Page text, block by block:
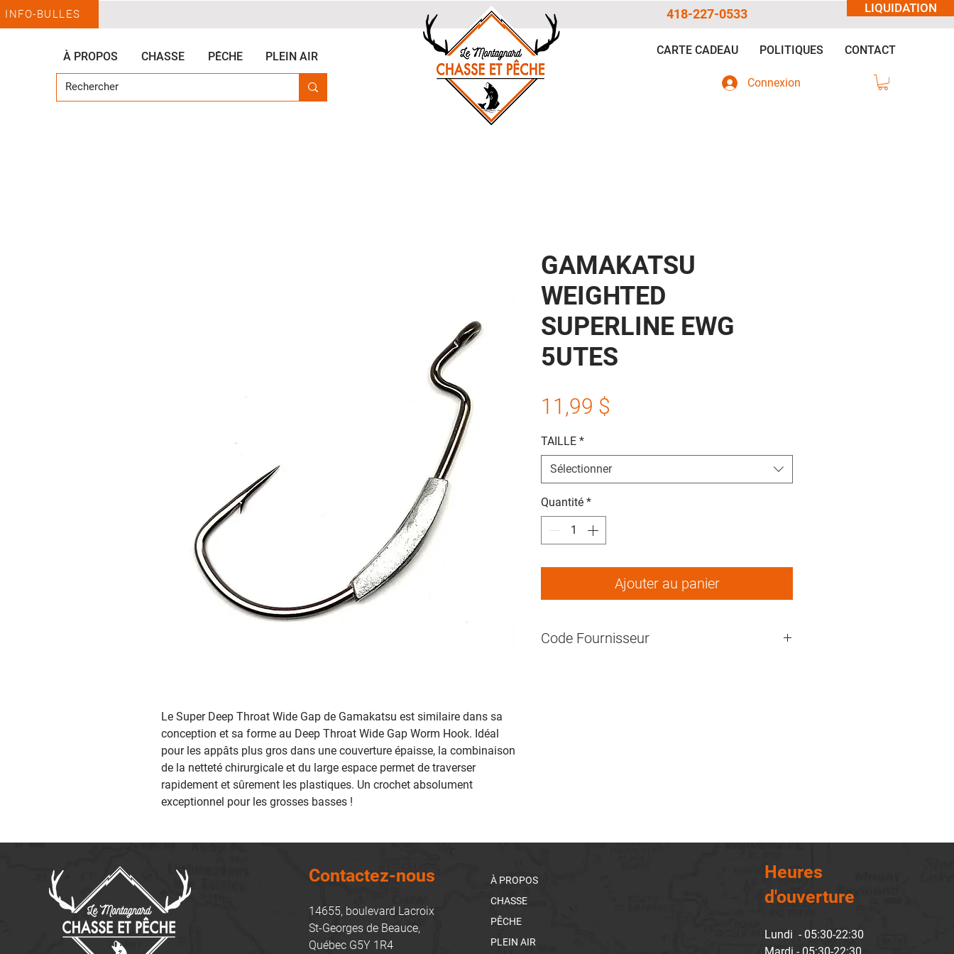
LIQUIDATION
INFO-BULLES
À PROPOS CHASSE PÊCHE PLEIN AIR
418-227-0533
CARTE CADEAU POLITIQUES CONTACT
Connexion
Le Super Deep Throat Wide Gap de Gamakatsu est similaire dans sa
conception et sa forme au Deep Throat Wide Gap Worm Hook. Idéal
pour les appâts plus gros dans une couverture épaisse, la combinaison
de la netteté chirurgicale et du large espace permet de traverser
rapidement et sûrement les plastiques. Un crochet absolument
exceptionnel pour les grosses basses !
GAMAKATSU
WEIGHTED
SUPERLINE EWG
5UTES
11,99 $
TAILLE *
Sélectionner
Quantité *
Ajouter au panier
Code Fournisseur
Contactez-nous
14655, boulevard Lacroix
St-Georges de Beauce,
Québec G5Y 1R4
À PROPOS
CHASSE
PÊCHE
PLEIN AIR
Heures
d'ouverture
Lundi - 05:30-22:30